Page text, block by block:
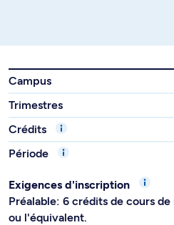
Campus
Trimestres
Crédits
Période
Exigences d'inscription
Préalable: 6 crédits de cours
ou l'équivalent.